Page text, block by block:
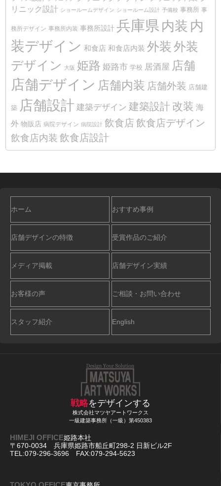
リニック設計 ショールームデザイン ショールーム設計 予備校 事務所 事
務所デザイン 事務所内装 事務所設計 兵庫県 内装 内
装デザイン 和食店 和食店内装 外装 外装
デザイン
大阪 姫路 姫路市 学校 居酒屋 店舗
店舗デザイン 店舗内装 店舗外装 店舗建
築 店舗設計 建築デザイン 建築設計 改装 海
外 物販店 病院デザイン 病院設計 飲食店 飲食店デザイン
飲食店内装 飲食店設計
ホーム おすすめ事例
店舗デザインの特徴 受賞作品のご紹介
メディア掲載 店舗デザイン実績
お客様の声 ご相談・お問い合わせ
スタッフ紹介 English
戦略をデザインする
株式会社マツヤアートワークス
一級建築事務所（一級）第450383
HIMEJI OFFICE姫路本社
〒670-0034 兵庫県姫路市船丘町298-2 日新ビル2F
TEL:079-296-3696 FAX:079-294-5623